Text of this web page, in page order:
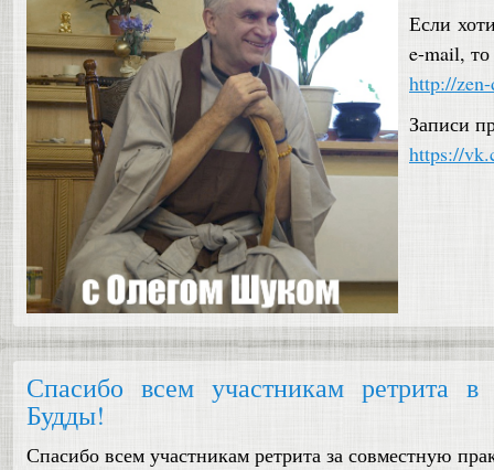
Если
e-mail, то
http://
Записи
https://
Спасибо всем участникам ретрита в
Будды!
Спасибо всем участникам ретрита за совместную